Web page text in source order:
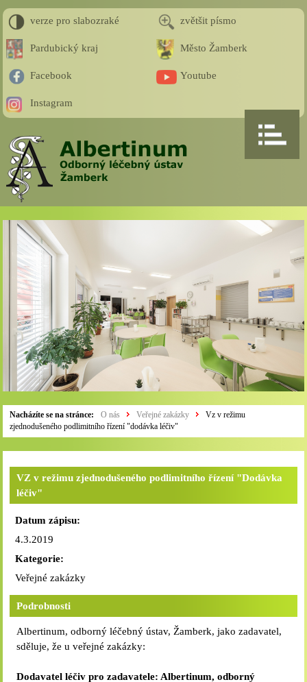
verze pro slabozraké zvětšit písmo
Pardubický kraj Město Žamberk
Facebook Youtube
Instagram
Nacházíte se na stránce: O nás Veřejné zakázky
Vz v režimu
zjednodušeného podlimitního řízení "dodávka léčiv"
VZ v režimu zjednodušeného podlimitního řízení "Dodávka
léčiv"
Datum zápisu:
4.3.2019
Kategorie:
Veřejné zakázky
Podrobnosti
Albertinum, odborný léčebný ústav, Žamberk, jako zadavatel,
sděluje, že u veřejné zakázky:
Dodavatel léčiv pro zadavatele: Albertinum, odborný